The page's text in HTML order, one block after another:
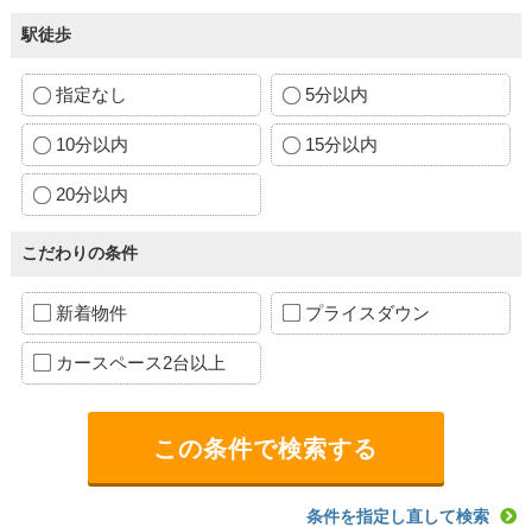
駅徒歩
指定なし 5分以内
10分以内 15分以内
20分以内
こだわりの条件
新着物件 プライスダウン
カースペース2台以上
条件を指定し直して検索